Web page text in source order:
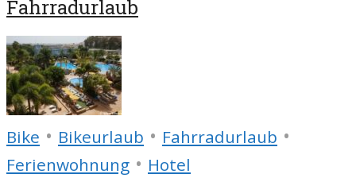
Fahrradurlaub
Bike • Bikeurlaub • Fahrradurlaub •
Ferienwohnung • Hotel